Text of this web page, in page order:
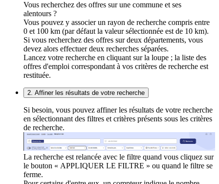
Vous recherchez des offres sur une commune et ses
alentours ?
Vous pouvez y associer un rayon de recherche compris entre
0 et 100 km (par défaut la valeur sélectionnée est de 10 km).
Si vous recherchez des offres sur deux départements, vous
devez alors effectuer deux recherches séparées.
Lancez votre recherche en cliquant sur la loupe ; la liste des
offres d'emploi correspondant à vos critères de recherche est
restituée.
2. Affiner les résultats de votre recherche
Si besoin, vous pouvez affiner les résultats de votre recherche
en sélectionnant des filtres et critères présents sous les critères
de recherche.
La recherche est relancée avec le filtre quand vous cliquez sur
le bouton « APPLIQUER LE FILTRE » ou quand le filtre se
ferme.